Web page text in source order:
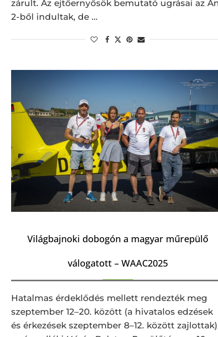
zárult. Az ejtőernyősök bemutató ugrásai az
2-ből indultak, de …
Világbajnoki dobogón a magyar műrepülő
válogatott – WAAC2025
Hatalmas érdeklődés mellett rendezték meg
szeptember 12–20. között (a hivatalos edzések
és érkezések szeptember 8–12. között zajlottak)